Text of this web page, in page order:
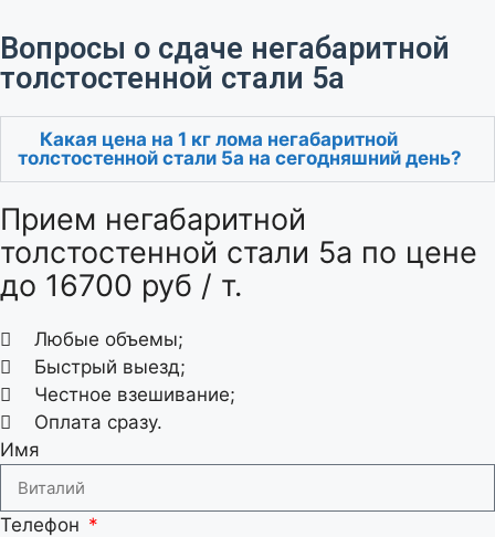
Вопросы о сдаче негабаритной
толстостенной стали 5а
Какая цена на 1 кг лома негабаритной
толстостенной стали 5а на сегодняшний день?
Прием негабаритной
толстостенной стали 5а по цене
до 16700 руб / т.
Любые объемы;
Быстрый выезд;
Честное взешивание;
Оплата сразу.
Имя
Телефон